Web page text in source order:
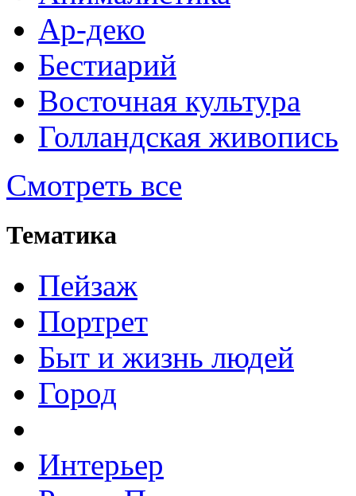
Ар-деко
Бестиарий
Восточная культура
Голландская живопись
Смотреть все
Тематика
Пейзаж
Портрет
Быт и жизнь людей
Город
Интерьер